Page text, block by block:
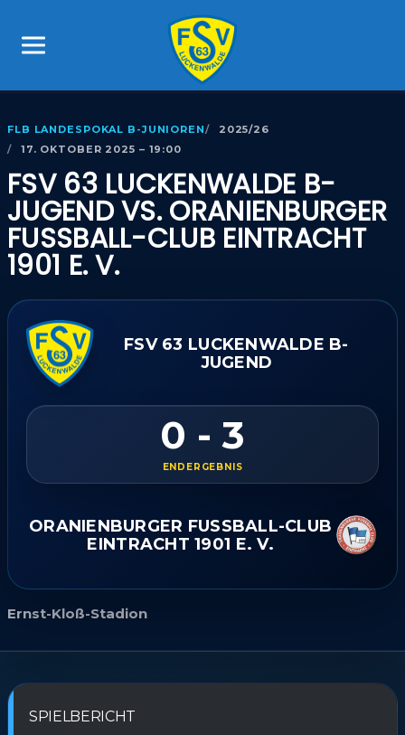
FLB LANDESPOKAL B-JUNIOREN
2025/26
17. OKTOBER 2025 – 19:00
FSV 63 LUCKENWALDE B-
JUGEND VS. ORANIENBURGER
FUSSBALL-CLUB EINTRACHT
1901 E. V.
FSV 63 LUCKENWALDE B-
JUGEND
0 - 3
ENDERGEBNIS
ORANIENBURGER FUSSBALL-CLUB
EINTRACHT 1901 E. V.
Ernst-Kloß-Stadion
SPIELBERICHT